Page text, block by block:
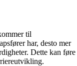
til
har, desto mer
Dette kan føre